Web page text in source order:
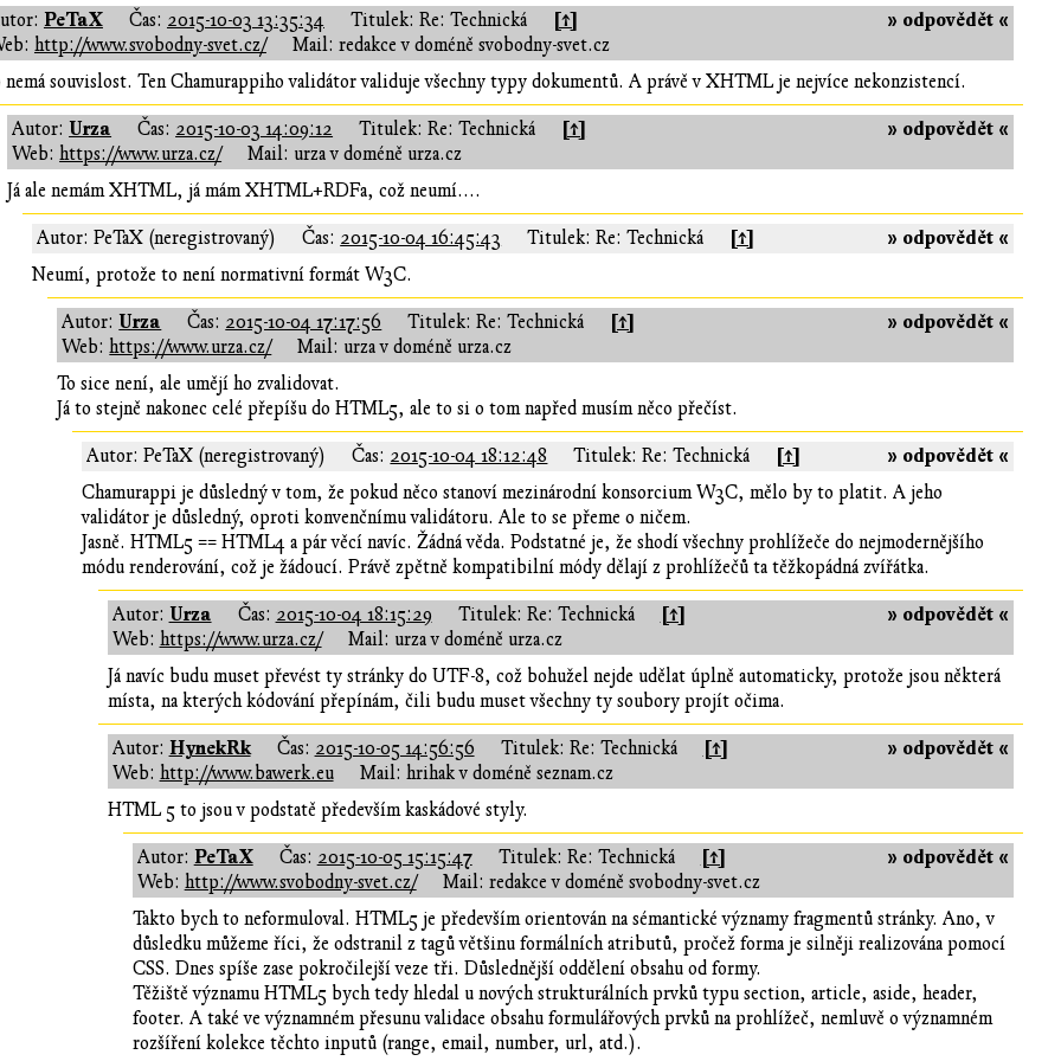
» odpovědět «
PeTaX Čas: 2015-10-03 13:35:34 Titulek: Re: Technická [↑]
http://www.svobodny-svet.cz/
Mail: redakce v doméně svobodny-svet.cz
nemá souvislost. Ten Chamurappiho validátor validuje všechny typy dokumentů. A právě v XHTML je nejvíce nekonzistencí.
» odpovědět «
Autor: Urza Čas: 2015-10-03 14:09:12 Titulek: Re: Technická [↑]
Web:https://www.urza.cz/
Mail: urza v doméně urza.cz
Já ale nemám XHTML, já mám XHTML+RDFa, což neumí....
» odpovědět «
Autor: PeTaX (neregistrovaný) Čas: 2015-10-04 16:45:43 Titulek: Re: Technická [↑]
Neumí, protože to není normativní formát W3C.
» odpovědět «
Autor: Urza Čas: 2015-10-04 17:17:56 Titulek: Re: Technická [↑]
Web:https://www.urza.cz/
Mail: urza v doméně urza.cz
To sice není, ale umějí ho zvalidovat.
Já to stejně nakonec celé přepíšu do HTML5, ale to si o tom napřed musím něco přečíst.
» odpovědět «
Autor: PeTaX (neregistrovaný) Čas: 2015-10-04 18:12:48 Titulek: Re: Technická [↑]
Chamurappi je důsledný v tom, že pokud něco stanoví mezinárodní konsorcium W3C, mělo by to platit. A jeho
validátor je důsledný, oproti konvenčnímu validátoru. Ale to se přeme o ničem.
Jasně. HTML5 == HTML4 a pár věcí navíc. Žádná věda. Podstatné je, že shodí všechny prohlížeče do nejmodernějšího
módu renderování, což je žádoucí. Právě zpětně kompatibilní módy dělají z prohlížečů ta těžkopádná zvířátka.
» odpovědět «
Autor: Urza Čas: 2015-10-04 18:15:29 Titulek: Re: Technická [↑]
Web: https://www.urza.cz/
Mail: urza v doméně urza.cz
Já navíc budu muset převést ty stránky do UTF-8, což bohužel nejde udělat úplně automaticky, protože jsou některá
místa, na kterých kódování přepínám, čili budu muset všechny ty soubory projít očima.
» odpovědět «
Autor: HynekRk Čas: 2015-10-05 14:56:56 Titulek: Re: Technická [↑]
Web: http://www.bawerk.eu
Mail: hrihak v doméně seznam.cz
HTML 5 to jsou v podstatě především kaskádové styly.
» odpovědět «
Autor: PeTaX Čas: 2015-10-05 15:15:47 Titulek: Re: Technická [↑]
Web: http://www.svobodny-svet.cz/
Mail: redakce v doméně svobodny-svet.cz
Takto bych to neformuloval. HTML5 je především orientován na sémantické významy fragmentů stránky. Ano, v
důsledku můžeme říci, že odstranil z tagů většinu formálních atributů, pročež forma je silněji realizována pomocí
CSS. Dnes spíše zase pokročilejší veze tři. Důslednější oddělení obsahu od formy.
Těžiště významu HTML5 bych tedy hledal u nových strukturálních prvků typu section, article, aside, header,
footer. A také ve významném přesunu validace obsahu formulářových prvků na prohlížeč, nemluvě o významném
rozšíření kolekce těchto inputů (range, email, number, url, atd.).